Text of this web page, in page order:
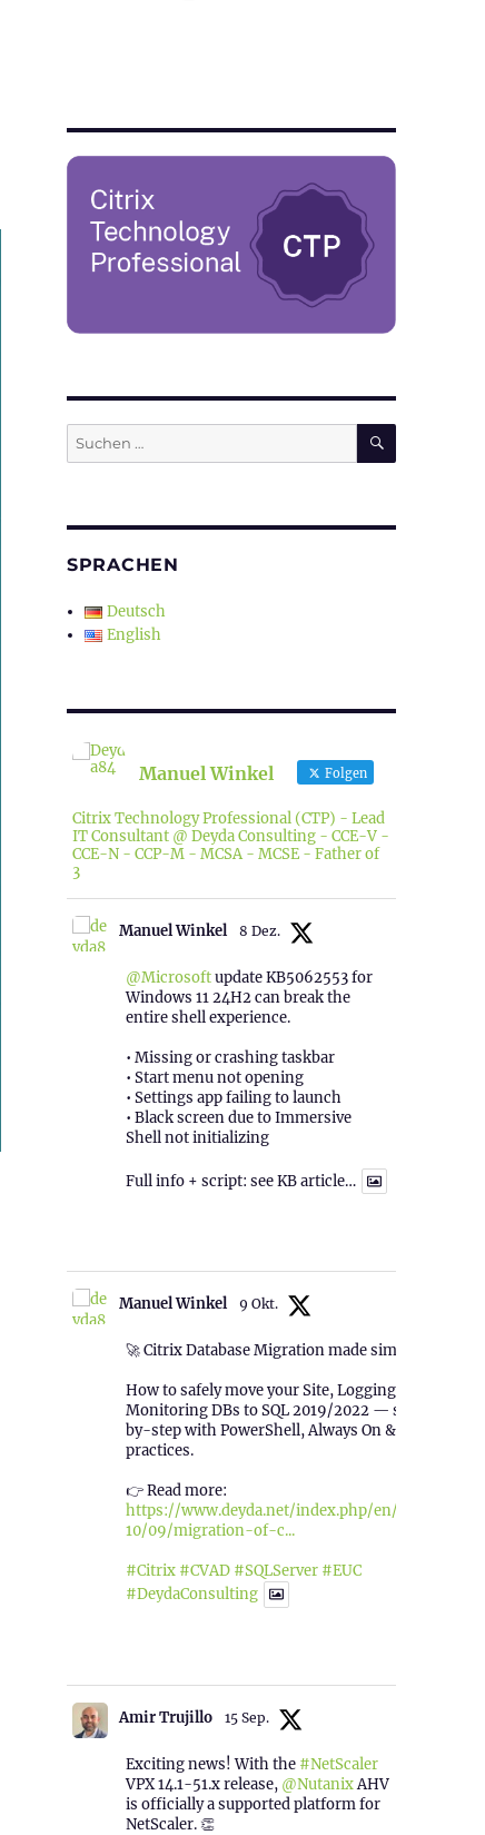
Suchen
nach:
SUCHEN
SPRACHEN
Deutsch
English
Manuel Winkel Folgen
Citrix Technology Professional (CTP) - Lead
IT Consultant @ Deyda Consulting - CCE-V -
CCE-N - CCP-M - MCSA - MCSE - Father of
3
Manuel Winkel 8 Dez.
@Microsoftupdate KB5062553 for
Windows 11 24H2 can break the
entire shell experience.
• Missing or crashing taskbar
• Start menu not opening
• Settings app failing to launch
• Black screen due to Immersive
Shell not initializing
Full info + script: see KB article…
Manuel Winkel 9 Okt.
🚀 Citrix Database Migration made simple!
How to safely move your Site, Logging &
Monitoring DBs to SQL 2019/2022 — step-
by-step with PowerShell, Always On & best
practices.
👉 Read more:
https://www.deyda.net/index.php/en/2025/
10/09/migration-of-c...
#Citrix #CVAD #SQLServer #EUC
#DeydaConsulting
Amir Trujillo 15 Sep.
Exciting news! With the #NetScaler
VPX 14.1-51.x release, @NutanixAHV
is officially a supported platform for
NetScaler. 👏